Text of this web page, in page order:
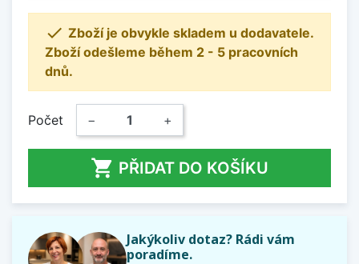
 Zboží je obvykle skladem u dodavatele.
Zboží odešleme během 2 - 5 pracovních
dnů.
Počet − +
 PŘIDAT DO KOŠÍKU
Jakýkoliv dotaz? Rádi vám
poradíme.